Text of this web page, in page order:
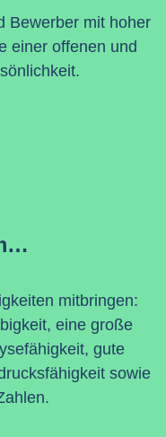
Bewerber mit hoher
einer offenen und
mitbringen:
eine große
gute
sowie